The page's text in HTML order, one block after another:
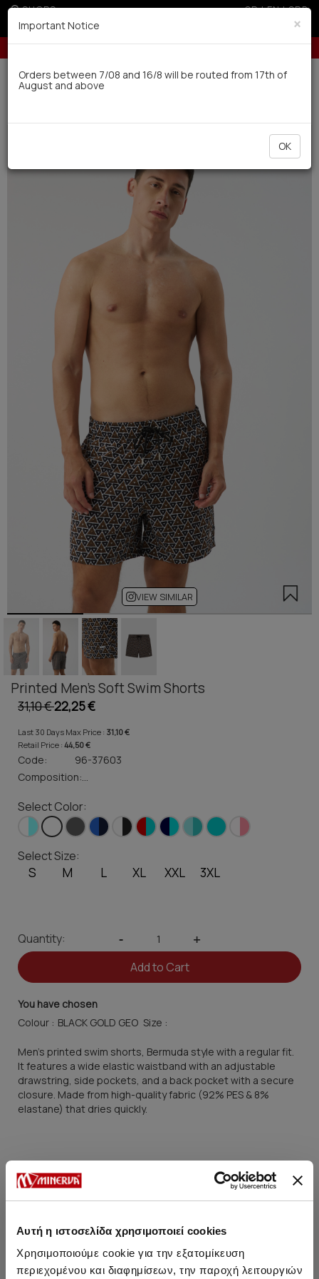
Αυτή η ιστοσελίδα χρησιμοποιεί cookies
Χρησιμοποιούμε cookie για την εξατομίκευση
περιεχομένου και διαφημίσεων, την παροχή λειτουργιών
SHOPS GR|EN|SRB
10% off for orders over 250€ for EU & 300€ for non EU
Delivery in 7-9 working days via UPS
VIEW SIMILAR
Printed Men's Soft Swim Shorts
31,10 €22,25 €
Last 30 Days Max Price : 31,10 €
Retail Price : 44,50 €
Code:
96-37603
Composition:...
Select Color:
Select Size:
S M L XL XXL 3XL
Quantity: - +
Add to Cart
You have chosen
Colour :
Size :
Men's printed swim shorts, Bermuda style with a regular fit.
It features a wide elastic waistband with an adjustable
drawstring, side pockets, and a back pocket with a secure
closure. Made from high-quality fabric (92% PES & 8%
elastane) that dries quickly.
SIZE GUIDE
×
Important Notice
Orders between 7/08 and 16/8 will be routed from 17th of
August and above
OK